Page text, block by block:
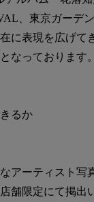
、東京ガーデ
に表現を広げて
なっております
るか
アーティスト写
舗限定にて掲出